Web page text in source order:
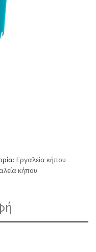
Εργαλεία κήπου
κήπου